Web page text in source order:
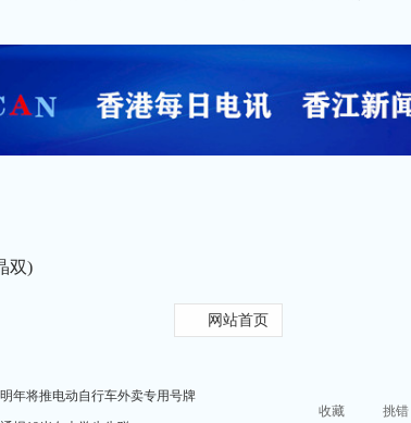
双)
网站首页
年将推电动自行车外卖专用号牌
收藏 挑错